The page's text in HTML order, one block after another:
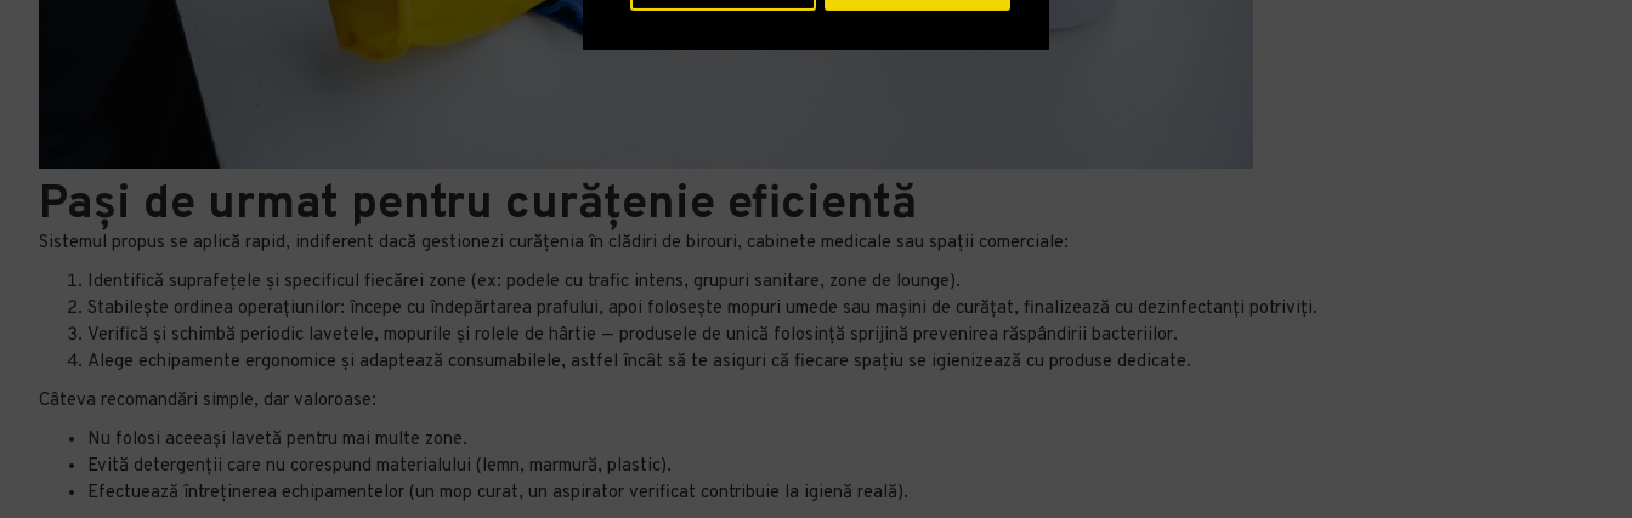
Pași de urmat pentru curățenie eficientă
Sistemul propus se aplică rapid, indiferent dacă gestionezi curățenia în clădiri de birouri, cabinete medicale sau spații comerciale:
Identifică suprafețele și specificul fiecărei zone (ex: podele cu trafic intens, grupuri sanitare, zone de lounge).
Stabilește ordinea operațiunilor: începe cu îndepărtarea prafului, apoi folosește mopuri umede sau mașini de curățat, finalizează cu dezinfectanți potriviți.
Verifică și schimbă periodic lavetele, mopurile și rolele de hârtie — produsele de unică folosință sprijină prevenirea răspândirii bacteriilor.
Alege echipamente ergonomice și adaptează consumabilele, astfel încât să te asiguri că fiecare spațiu se igienizează cu produse dedicate.
Câteva recomandări simple, dar valoroase:
Nu folosi aceeași lavetă pentru mai multe zone.
Evită detergenții care nu corespund materialului (lemn, marmură, plastic).
Efectuează întreținerea echipamentelor (un mop curat, un aspirator verificat contribuie la igienă reală).